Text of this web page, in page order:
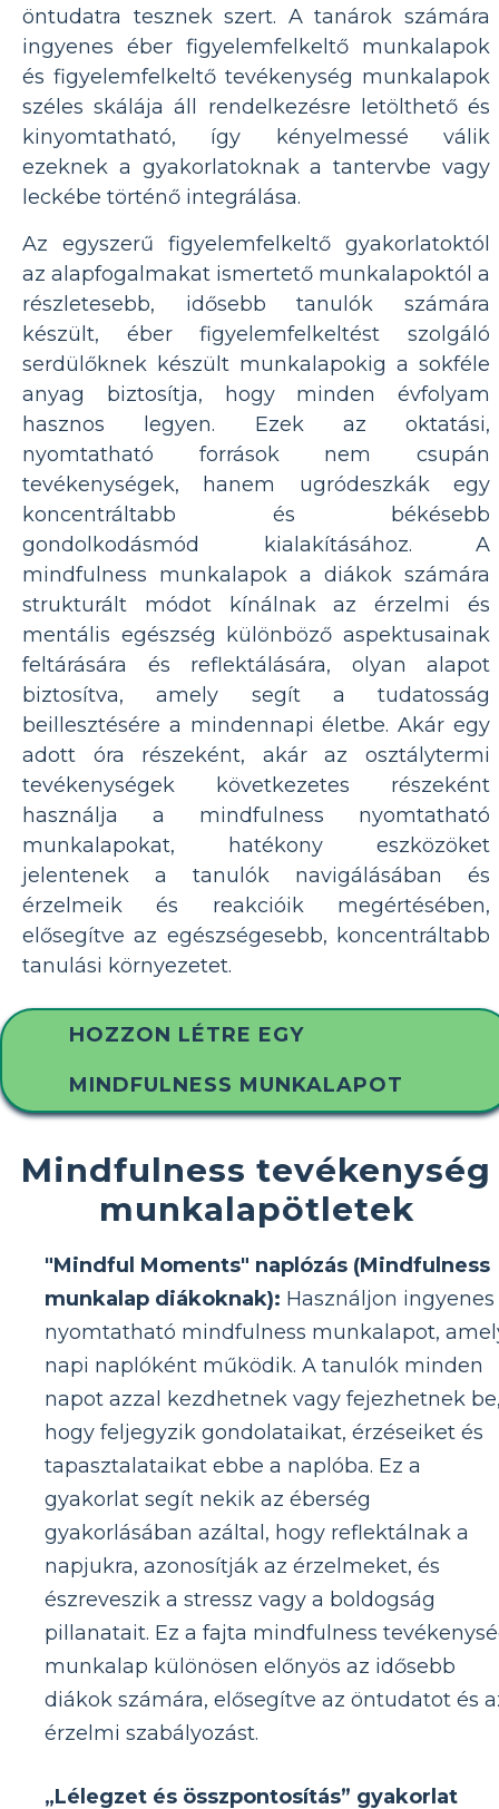
öntudatra tesznek szert. A tanárok számára
ingyenes éber figyelemfelkeltő munkalapok
és figyelemfelkeltő tevékenység munkalapok
széles skálája áll rendelkezésre letölthető és
kinyomtatható, így kényelmessé válik
ezeknek a gyakorlatoknak a tantervbe vagy
leckébe történő integrálása.
Az egyszerű figyelemfelkeltő gyakorlatoktól
az alapfogalmakat ismertető munkalapoktól a
részletesebb, idősebb tanulók számára
készült, éber figyelemfelkeltést szolgáló
serdülőknek készült munkalapokig a sokféle
anyag biztosítja, hogy minden évfolyam
hasznos legyen. Ezek az oktatási,
nyomtatható források nem csupán
tevékenységek, hanem ugródeszkák egy
koncentráltabb és békésebb
gondolkodásmód kialakításához. A
mindfulness munkalapok a diákok számára
strukturált módot kínálnak az érzelmi és
mentális egészség különböző aspektusainak
feltárására és reflektálására, olyan alapot
biztosítva, amely segít a tudatosság
beillesztésére a mindennapi életbe. Akár egy
adott óra részeként, akár az osztálytermi
tevékenységek következetes részeként
használja a mindfulness nyomtatható
munkalapokat, hatékony eszközöket
jelentenek a tanulók navigálásában és
érzelmeik és reakcióik megértésében,
elősegítve az egészségesebb, koncentráltabb
tanulási környezetet.
HOZZON LÉTRE EGY
MINDFULNESS MUNKALAPOT
Mindfulness tevékenység
munkalapötletek
"Mindful Moments" naplózás (Mindfulness
munkalap diákoknak): Használjon ingyenes
nyomtatható mindfulness munkalapot,
napi naplóként működik. A tanulók minden
napot azzal kezdhetnek vagy fejezhetnek
hogy feljegyzik gondolataikat, érzéseiket és
tapasztalataikat ebbe a naplóba. Ez a
gyakorlat segít nekik az éberség
gyakorlásában azáltal, hogy reflektálnak a
napjukra, azonosítják az érzelmeket, és
észreveszik a stressz vagy a boldogság
pillanatait. Ez a fajta mindfulness
munkalap különösen előnyös az idősebb
diákok számára, elősegítve az öntudatot és
érzelmi szabályozást.
„Lélegzet és összpontosítás” gyakorlat